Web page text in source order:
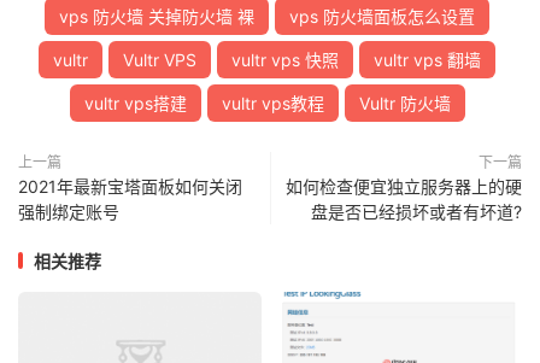
vps 防火墙 关掉防火墙 裸 vps 防火墙面板怎么设置
vultr Vultr VPS vultr vps 快照 vultr vps 翻墙
vultr vps搭建 vultr vps教程 Vultr 防火墙
上一篇
2021年最新宝塔面板如何关闭
强制绑定账号
下一篇
如何检查便宜独立服务器上的硬
盘是否已经损坏或者有坏道?
相关推荐